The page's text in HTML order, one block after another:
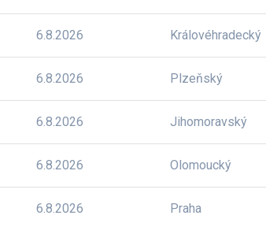
6.8.2026 Královéhradecký
6.8.2026 Plzeňský
6.8.2026 Jihomoravský
6.8.2026 Olomoucký
6.8.2026 Praha